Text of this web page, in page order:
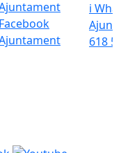
Facebook
i
618